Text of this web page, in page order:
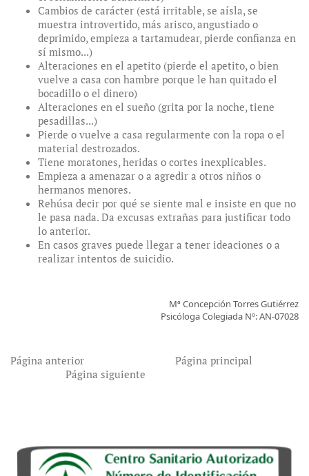
Cambios de carácter (está irritable, se aísla, se
muestra introvertido, más arisco, angustiado o
deprimido, empieza a tartamudear, pierde confianza en
sí mismo...)
Alteraciones en el apetito (pierde el apetito, o bien
vuelve a casa con hambre porque le han quitado el
bocadillo o el dinero)
Alteraciones en el sueño (grita por la noche, tiene
pesadillas...)
Pierde o vuelve a casa regularmente con la ropa o el
material destrozados.
Tiene moratones, heridas o cortes inexplicables.
Empieza a amenazar o a agredir a otros niños o
hermanos menores.
Rehúsa decir por qué se siente mal e insiste en que no
le pasa nada. Da excusas extrañas para justificar todo
lo anterior.
En casos graves puede llegar a tener ideaciones o a
realizar intentos de suicidio.
Mª Concepción Torres Gutiérrez
Psicóloga Colegiada Nº: AN-07028
Página anterior Página principal
Página siguiente